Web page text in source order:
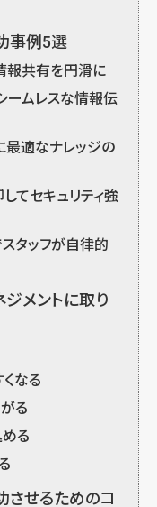
事例5選
報共有を円滑に
ームレスな情報伝
最適なナレッジの
てセキュリティ強
タッフが自律的
ジメントに取り
なる
る
る
させるためのコ